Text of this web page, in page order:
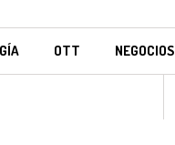
OTT NEGOCIOS